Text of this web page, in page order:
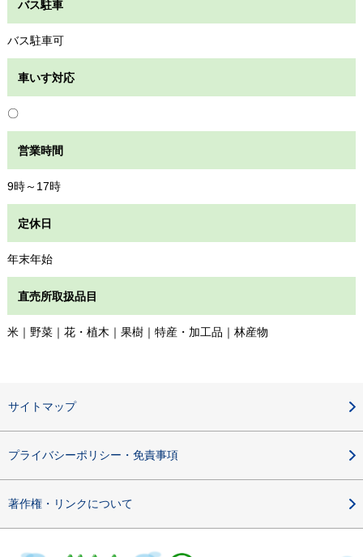
バス駐車
バス駐車可
車いす対応
〇
営業時間
9時～17時
定休日
年末年始
直売所取扱品目
米｜野菜｜花・植木｜果樹｜特産・加工品｜林産物
サイトマップ
プライバシーポリシー・免責事項
著作権・リンクについて